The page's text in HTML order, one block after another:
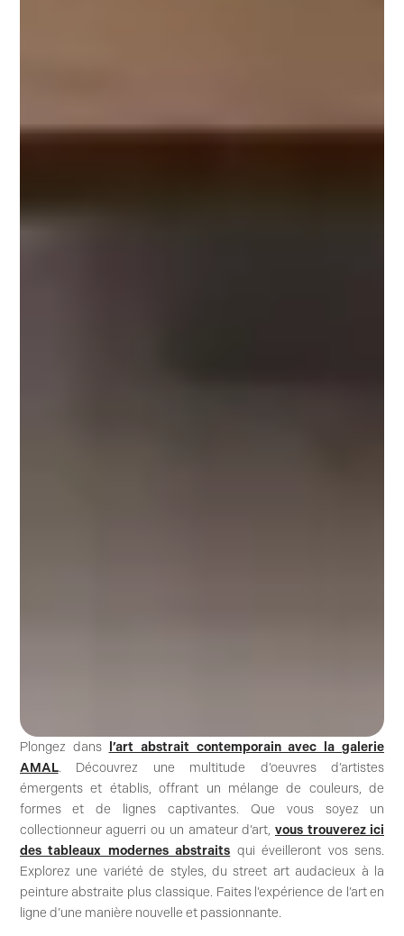
Plongez dans
l’art abstrait contemporain avec la galerie
AMAL. Découvrez une multitude d’oeuvres d’artistes
émergents et établis, offrant un mélange de couleurs, de
formes et de lignes captivantes. Que vous soyez un
collectionneur aguerri ou un amateur d’art, vous trouverez ici
des tableaux modernes abstraits qui éveilleront vos sens.
Explorez une variété de styles, du street art audacieux à la
peinture abstraite plus classique. Faites l’expérience de l’art en
ligne d’une manière nouvelle et passionnante.